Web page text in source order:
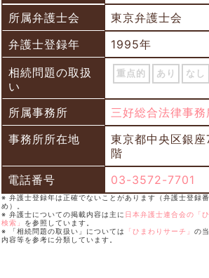
所属弁護士会
東京弁護士会
弁護士登録年
1995年
相続問題の取扱
い
重点的 あり なし
所属事務所
三好総合法律事務
事務所所在地
東京都中央区銀
階
電話番号
03-3572-7701
※ 弁護士登録年は正確でないことがあります（弁護士登録
め）。
※ 弁護士についての掲載内容は主に 日本弁護士連合会の「
検索」 を参照しています。
※ 「相続問題の取扱い」については
「ひまわりサーチ」 の
内容等を参考に分類しています。